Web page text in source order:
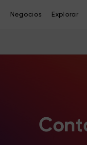
Negocios Explorar